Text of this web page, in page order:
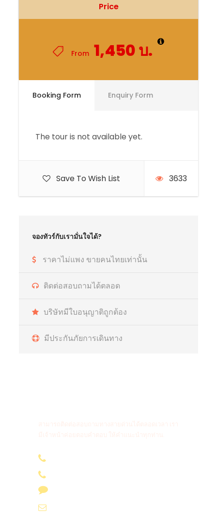
Price
From 1,450 บ.
Booking Form Enquiry Form
The tour is not available yet.
Save To Wish List 3633
จองทัวร์กับเรามั่นใจได้?
ราคาไม่แพง ขายคนไทยเท่านั้น
ติดต่อสอบถามได้ตลอด
บริษัทมีใบอนุญาติถูกต้อง
มีประกันภัยการเดินทาง